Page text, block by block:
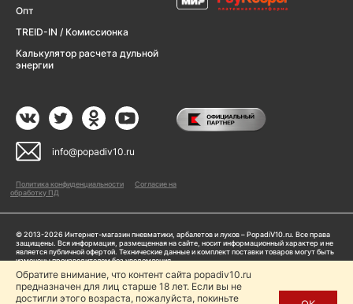
Опт
TREID-IN / Комиссионка
Калькулятор расчета дульной
энергии
info@popadiv10.ru
Политика конфиденциальности
Согласие на
обработку ПД
© 2013-2026 Интернет-магазин пневматики, арбалетов и луков – PopadiV10.ru. Все права
защищены. Вся информация, размещенная на сайте, носит информационный характер и не
является публичной офертой. Технические данные и комплект поставки товаров могут быть
изменены производителем без уведомления
ИП Жарук Александр Сергеевич, ОГРНИП: 314504704200042
Пользуясь сайтом Popadiv10.ru, пользователь автоматически соглашается с условиями,
прописанными в
Политике конфиденциальности
Обратите внимание, что контент сайта popadiv10.ru
предназначен для лиц старше 18 лет. Если вы не
достигли этого возраста, пожалуйста, покиньте